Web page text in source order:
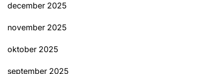
december 2025
november 2025
oktober 2025
september 2025